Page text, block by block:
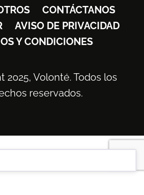
CONTÁCTANOS
AVISO DE PRIVACIDAD
Y CONDICIONES
2025, Volonté. Todos los
reservados.